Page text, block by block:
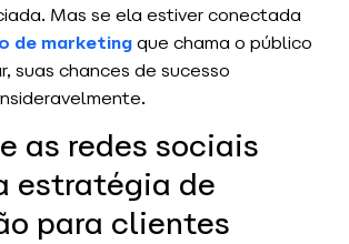
Mas se ela estiver conectada
de marketingque chama o público
suas chances de sucesso
as redes sociais
estratégia de
para clientes